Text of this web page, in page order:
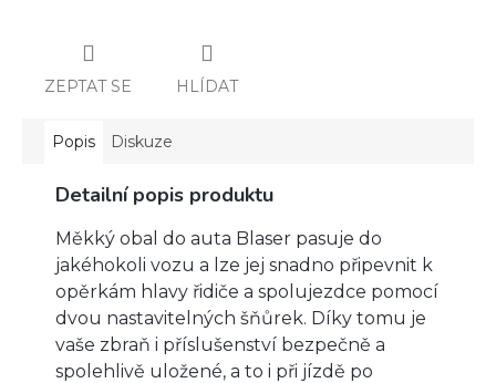
ZEPTAT SE HLÍDAT
Popis Diskuze
Detailní popis produktu
Měkký obal do auta Blaser pasuje do
jakéhokoli vozu a lze jej snadno připevnit k
opěrkám hlavy řidiče a spolujezdce pomocí
dvou nastavitelných šňůrek. Díky tomu je
vaše zbraň i příslušenství bezpečně a
spolehlivě uložené, a to i při jízdě po